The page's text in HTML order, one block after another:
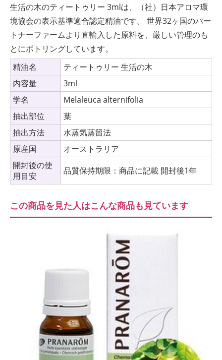
生活の木のティートゥリー 3mlは、（社）日本アロマ環
境協会の表示基準適合認定精油です。 世界32ヶ国のパー
トナーファームより直輸入した原料を、厳しい管理のも
とにボトリングしています。
精油名
ティートゥリー 生活の木
内容量
3ml
学名
Melaleuca alternifolia
抽出部位
葉
抽出方法
水蒸気蒸留法
原産国
オーストラリア
開封後の使
用目安
品質保持期限：商品に記載 開封後1年
この商品を見た人はこんな商品も見ています